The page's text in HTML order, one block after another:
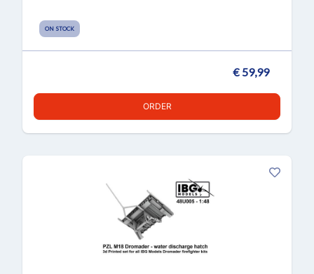
ON STOCK
€ 59,99
ORDER